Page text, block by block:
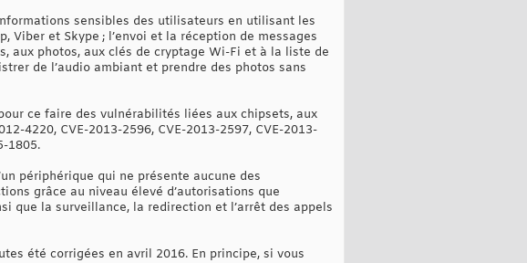
sensibles des utilisateurs en utilisant les
et Skype ; l’envoi et la réception de messages
aux photos, aux clés de cryptage Wi-Fi et à la liste de
de l’audio ambiant et prendre des photos sans
ce faire des vulnérabilités liées aux chipsets, aux
4220, CVE-2013-2596, CVE-2013-2597, CVE-2013-
1805.
périphérique qui ne présente aucune des
grâce au niveau élevé d’autorisations que
que la surveillance, la redirection et l’arrêt des appels
été corrigées en avril 2016. En principe, si vous